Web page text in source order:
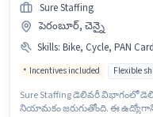
Sure Staffing
పెరంబూర్, చెన్నై
Skills: Bike, Cycle, PAN Card, Two-Wheeler Driving,
Incentives included Flexible
Sure Staffing డెలివరీ విభాగంలో
నియామకం జరుగుతోంది. ఈ ఉద్యోగానికి